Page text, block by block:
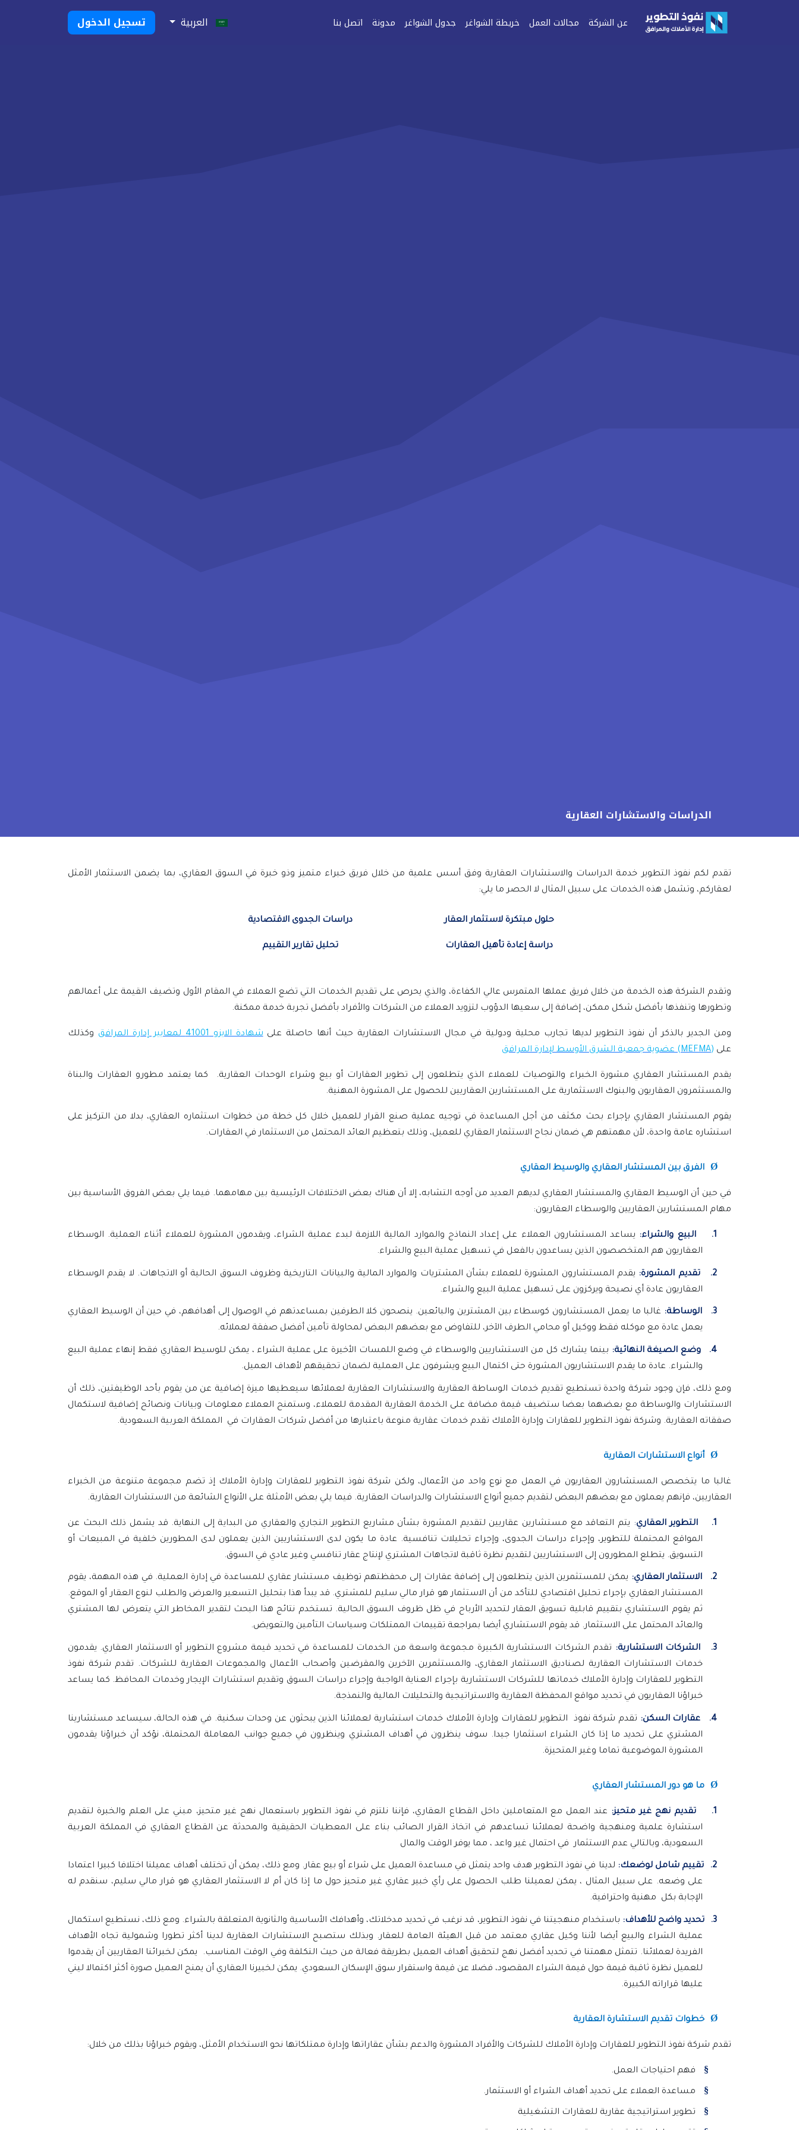
عن الشركة مجالات العمل خريطة الشواغر جدول الشواغر مدونة اتصل بنا العربية تسجيل الدخول
الدراسات والاستشارات العقارية
تقدم لكم نفوذ التطوير خدمة الدراسات والاستشارات العقارية وفق أسس علمية من خلال فريق خبراء متميز وذو خبرة في السوق العقاري، بما يضمن الاستثمار الأمثل
لعقاركم، وتشمل هذه الخدمات على سبيل المثال لا الحصر ما يلي:
حلول مبتكرة لاستثمار العقار دراسات الجدوى الاقتصادية
دراسة إعادة تأهيل العقارات تحليل تقارير التقييم
وتقدم الشركة هذه الخدمة من خلال فريق عملها المتمرس عالي الكفاءة، والذي يحرص على تقديم الخدمات التي تضع العملاء في المقام الأول وتضيف القيمة على أعمالهم
وتطورها وتنفذها بأفضل شكل ممكن، إضافة إلى سعيها الدؤوب لتزويد العملاء من الشركات والأفراد بأفضل تجربة خدمة ممكنة.
ومن الجدير بالذكر أن نفوذ التطوير لديها تجارب محلية ودولية في مجال الاستشارات العقارية حيث أنها حاصلة علىشهادة الايزو 41001 لمعايير إدارة المرافق
وكذلك
على
عضوية جمعية الشرق الأوسط لإدارة المرافق(MEFMA)
يقدم المستشار العقاري مشورة الخبراء والتوصيات للعملاء الذي يتطلعون إلى تطوير العقارات أو بيع وشراء الوحدات العقارية. كما يعتمد مطورو العقارات والبناة
والمستثمرون العقاريون والبنوك الاستثمارية على المستشارين العقاريين للحصول على المشورة المهنية.
يقوم المستشار العقاري بإجراء بحث مكثف من أجل المساعدة في توجيه عملية صنع القرار للعميل خلال كل خطة من خطوات استثماره العقاري، بدلا من التركيز على
استشاره عامة واحدة، لأن مهمتهم هي ضمان نجاح الاستثمار العقاري للعميل، وذلك بتعظيم العائد المحتمل من الاستثمار في العقارات.
Ø الفرق بين المستشار العقاري والوسيط العقاري
في حين أن الوسيط العقاري والمستشار العقاري لديهم العديد من أوجه التشابه، إلا أن هناك بعض الاختلافات الرئيسية بين مهامهما. فيما يلي بعض الفروق الأساسية بين
مهام المستشارين العقاريين والوسطاء العقاريون:
1. البيع والشراء: يساعد المستشارون العملاء على إعداد النماذج والموارد المالية اللازمة لبدء عملية الشراء، ويقدمون المشورة للعملاء أثناء العملية. الوسطاء
العقاريون هم المتخصصون الذين يساعدون بالفعل في تسهيل عملية البيع والشراء.
2. تقديم المشورة: يقدم المستشارون المشورة للعملاء بشأن المشتريات والموارد المالية والبيانات التاريخية وظروف السوق الحالية أو الاتجاهات. لا يقدم الوسطاء
العقاريون عادة أي نصيحة ويركزون على تسهيل عملية البيع والشراء.
3. الوساطة: غالبا ما يعمل المستشارون كوسطاء بين المشترين والبائعين. ينصحون كلا الطرفين بمساعدتهم في الوصول إلى أهدافهم، في حين أن الوسيط العقاري
يعمل عادة مع موكله فقط ووكيل أو محامي الطرف الآخر، للتفاوض مع بعضهم البعض لمحاولة تأمين أفضل صفقة لعملائه.
4. وضع الصيغة النهائية: بينما يشارك كل من الاستشاريين والوسطاء في وضع اللمسات الأخيرة على عملية الشراء ، يمكن للوسيط العقاري فقط إنهاء عملية البيع
والشراء. عادة ما يقدم الاستشاريون المشورة حتى اكتمال البيع ويشرفون على العملية لضمان تحقيقهم لأهداف العميل.
ومع ذلك، فإن وجود شركة واحدة تستطيع تقديم خدمات الوساطة العقارية والاستشارات العقارية لعملائها سيعطيها ميزة إضافية عن من يقوم بأحد الوظيفتين، ذلك أن
الاستشارات والوساطة مع بعضهما بعضا ستضيف قيمة مضافة على الخدمة العقارية المقدمة للعملاء، وستمنح العملاء معلومات وبيانات ونصائح إضافية لاستكمال
صفقاته العقارية. وشركة نفوذ التطوير للعقارات وإدارة الأملاك تقدم خدمات عقارية منوعة باعتبارها من أفضل شركات العقارات في المملكة العربية السعودية.
Ø أنواع الاستشارات العقارية
غالبا ما يتخصص المستشارون العقاريون في العمل مع نوع واحد من الأعمال، ولكن شركة نفوذ التطوير للعقارات وإدارة الأملاك إذ تضم مجموعة متنوعة من الخبراء
العقاريين، فإنهم يعملون مع بعضهم البعض لتقديم جميع أنواع الاستشارات والدراسات العقارية. فيما يلي بعض الأمثلة على الأنواع الشائعة من الاستشارات العقارية.
1. التطوير العقاري: يتم التعاقد مع مستشارين عقاريين لتقديم المشورة بشأن مشاريع التطوير التجاري والعقاري من البداية إلى النهاية. قد يشمل ذلك البحث عن
المواقع المحتملة للتطوير، وإجراء دراسات الجدوى، وإجراء تحليلات تنافسية. عادة ما يكون لدى الاستشاريين الذين يعملون لدى المطورين خلفية في المبيعات أو
التسويق. يتطلع المطورون إلى الاستشاريين لتقديم نظرة ثاقبة لاتجاهات المشتري لإنتاج عقار تنافسي وغير عادي في السوق.
2. الاستثمار العقاري: يمكن للمستثمرين الذين يتطلعون إلى إضافة عقارات إلى محفظتهم توظيف مستشار عقاري للمساعدة في إدارة العملية. في هذه المهمة، يقوم
المستشار العقاري بإجراء تحليل اقتصادي للتأكد من أن الاستثمار هو قرار مالي سليم للمشتري. قد يبدأ هذا بتحليل التسعير والعرض والطلب لنوع العقار أو الموقع.
ثم يقوم الاستشاري بتقييم قابلية تسويق العقار لتحديد الأرباح في ظل ظروف السوق الحالية. تستخدم نتائج هذا البحث لتقدير المخاطر التي يتعرض لها المشتري
والعائد المحتمل على الاستثمار. قد يقوم الاستشاري أيضا بمراجعة تقييمات الممتلكات وسياسات التأمين والتعويض.
3. الشركات الاستشارية: تقدم الشركات الاستشارية الكبيرة مجموعة واسعة من الخدمات للمساعدة في تحديد قيمة مشروع التطوير أو الاستثمار العقاري. يقدمون
خدمات الاستشارات العقارية لصناديق الاستثمار العقاري، والمستثمرين الآخرين والمقرضين وأصحاب الأعمال والمجموعات العقارية للشركات. تقدم شركة نفوذ
التطوير للعقارات وإدارة الأملاك خدماتها للشركات الاستشارية بإجراء العناية الواجبة وإجراء دراسات السوق وتقديم استشارات الإيجار وخدمات المحافظ. كما يساعد
خبراؤنا العقاريون في تحديد مواقع المحفظة العقارية والاستراتيجية والتحليلات المالية والنمذجة.
4. عقارات السكن: تقدم شركة نفوذ التطوير للعقارات وإدارة الأملاك خدمات استشارية لعملائنا الذين يبحثون عن وحدات سكنية. في هذه الحالة، سيساعد مستشارينا
المشتري على تحديد ما إذا كان الشراء استثمارا جيدا. سوف ينظرون في أهداف المشتري وينظرون في جميع جوانب المعاملة المحتملة، نؤكد أن خبراؤنا يقدمون
المشورة الموضوعية تماما وغير المتحيزة.
Ø ما هو دور المستشار العقاري
1. تقديم نهج غير متحيز: عند العمل مع المتعاملين داخل القطاع العقاري، فإننا نلتزم في نفوذ التطوير باستعمال نهج غير متحيز، مبني على العلم والخبرة لتقديم
استشارة علمية ومنهجية واضحة لعملائنا تساعدهم في اتخاذ القرار الصائب بناء على المعطيات الحقيقية والمحدثة عن القطاع العقاري في المملكة العربية
السعودية، وبالتالي عدم الاستثمار في احتمال غير واعد ، مما يوفر الوقت والمال
2. تقييم شامل لوضعك: لدينا في نفوذ التطوير هدف واحد يتمثل في مساعدة العميل على شراء أو بيع عقار. ومع ذلك، يمكن أن تختلف أهداف عميلنا اختلافا كبيرا اعتمادا
على وضعه. على سبيل المثال ، يمكن لعميلنا طلب الحصول على رأي خبير عقاري غير متحيز حول ما إذا كان أم لا الاستثمار العقاري هو قرار مالي سليم، سنقدم له
الإجابة بكل مهنية واحترافية.
3. تحديد واضح للأهداف: باستخدام منهجيتنا في نفوذ التطوير، قد نرغب في تحديد مدخلاتك، وأهدافك الأساسية والثانوية المتعلقة بالشراء. ومع ذلك، نستطيع استكمال
عملية الشراء والبيع أيضا لأننا وكيل عقاري معتمد من قبل الهيئة العامة للعقار. وبذلك ستصبح الاستشارات العقارية لدينا أكثر تطورا وشمولية تجاه الأهداف
الفريدة لعملائنا. تتمثل مهمتنا في تحديد أفضل نهج لتحقيق أهداف العميل بطريقة فعالة من حيث التكلفة وفي الوقت المناسب. يمكن لخبرائنا العقاريين أن يقدموا
للعميل نظرة ثاقبة قيمة حول قيمة الشراء المقصود، فضلا عن قيمة واستقرار سوق الإسكان السعودي. يمكن لخبيرنا العقاري أن يمنح العميل صورة أكثر اكتمالا ليني
عليها قراراته الكبيرة.
Ø خطوات تقديم الاستشارة العقارية
تقدم شركة نفوذ التطوير للعقارات وإدارة الأملاك للشركات والأفراد المشورة والدعم بشأن عقاراتها وإدارة ممتلكاتها نحو الاستخدام الأمثل، ويقوم خبراؤنا بذلك من خلال:
§ فهم احتياجات العمل.
§ مساعدة العملاء على تحديد أهداف الشراء أو الاستثمار.
§ تطوير استراتيجية عقارية للعقارات التشغيلية